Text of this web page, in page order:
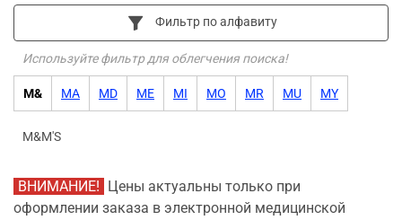
Фильтр по алфавиту
Используйте фильтр для облегчения поиска!
M& MA MD ME MI MO MR MU MY
M&M'S
ВНИМАНИЕ! Цены актуальны только при
оформлении заказа в электронной медицинской